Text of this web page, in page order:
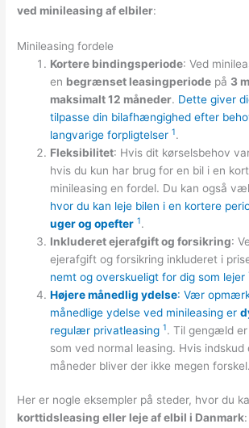
ved minileasing af elbiler:
Minileasing fordele
Kortere bindingsperiode: Ved
en begrænset leasingperiode på 3
maksimalt 12 måneder. Dette giver
tilpasse din bilafhængighed efter
langvarige forpligtelser1.
Fleksibilitet: Hvis dit kørselsbehov
hvis du kun har brug for en bil i en
minileasing en fordel. Du kan også
hvor du kan leje bilen i en kortere
uger og opefter 1.
Inkluderet ejerafgift og forsikring:
ejerafgift og forsikring inkluderet i
nemt og overskueligt for dig som lejer
Højere månedlig ydelse: Vær
månedlige ydelse ved minileasing er
regulær privatleasing1. Til gengæld
som ved normal leasing. Hvis indskud
måneder bliver der ikke megen forskel.
Her er nogle eksempler på steder, hvor du
korttidsleasing eller leje af elbil i Danmark: